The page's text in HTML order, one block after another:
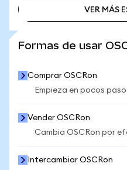
VER MÁS
Formas de usar
Comprar OSCRon
Empieza en pocos
Vender OSCRon
Cambia OSCRon por
Intercambiar OSCRon